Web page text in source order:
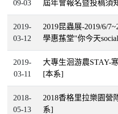
09-03
屆年會報名暨投稿須
2019-
03-12
2019昆蟲展-2019/6/
學惠蓀堂"你今天
2019-
03-11
大專生洄游農STAY-
[本系]
2018-
05-13
2018香格里拉樂園營
系]